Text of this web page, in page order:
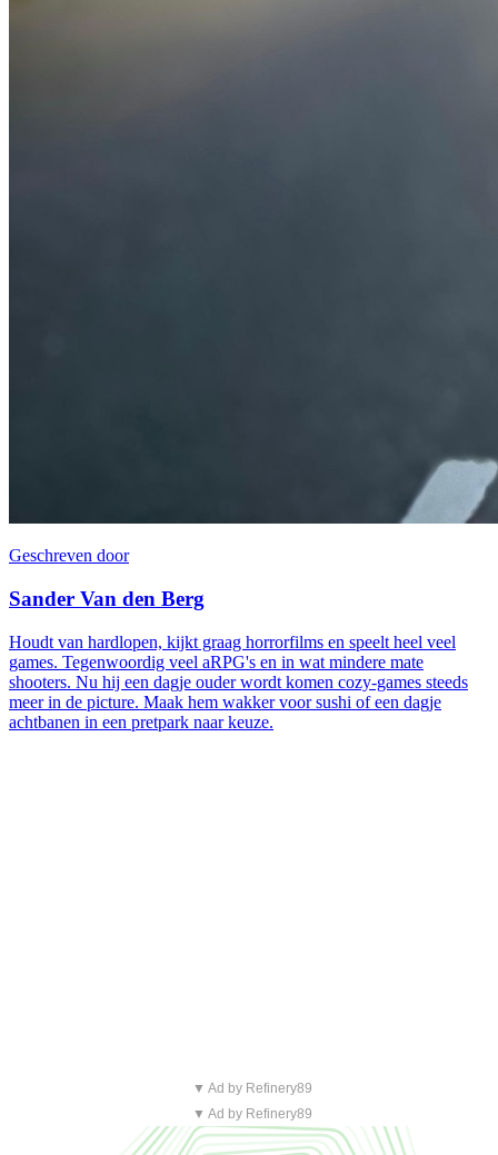
Geschreven door
Sander Van den Berg
Houdt van hardlopen, kijkt graag horrorfilms en speelt heel veel
games. Tegenwoordig veel aRPG's en in wat mindere mate
shooters. Nu hij een dagje ouder wordt komen cozy-games steeds
meer in de picture. Maak hem wakker voor sushi of een dagje
achtbanen in een pretpark naar keuze.
▼ Ad by Refinery89
▼ Ad by Refinery89